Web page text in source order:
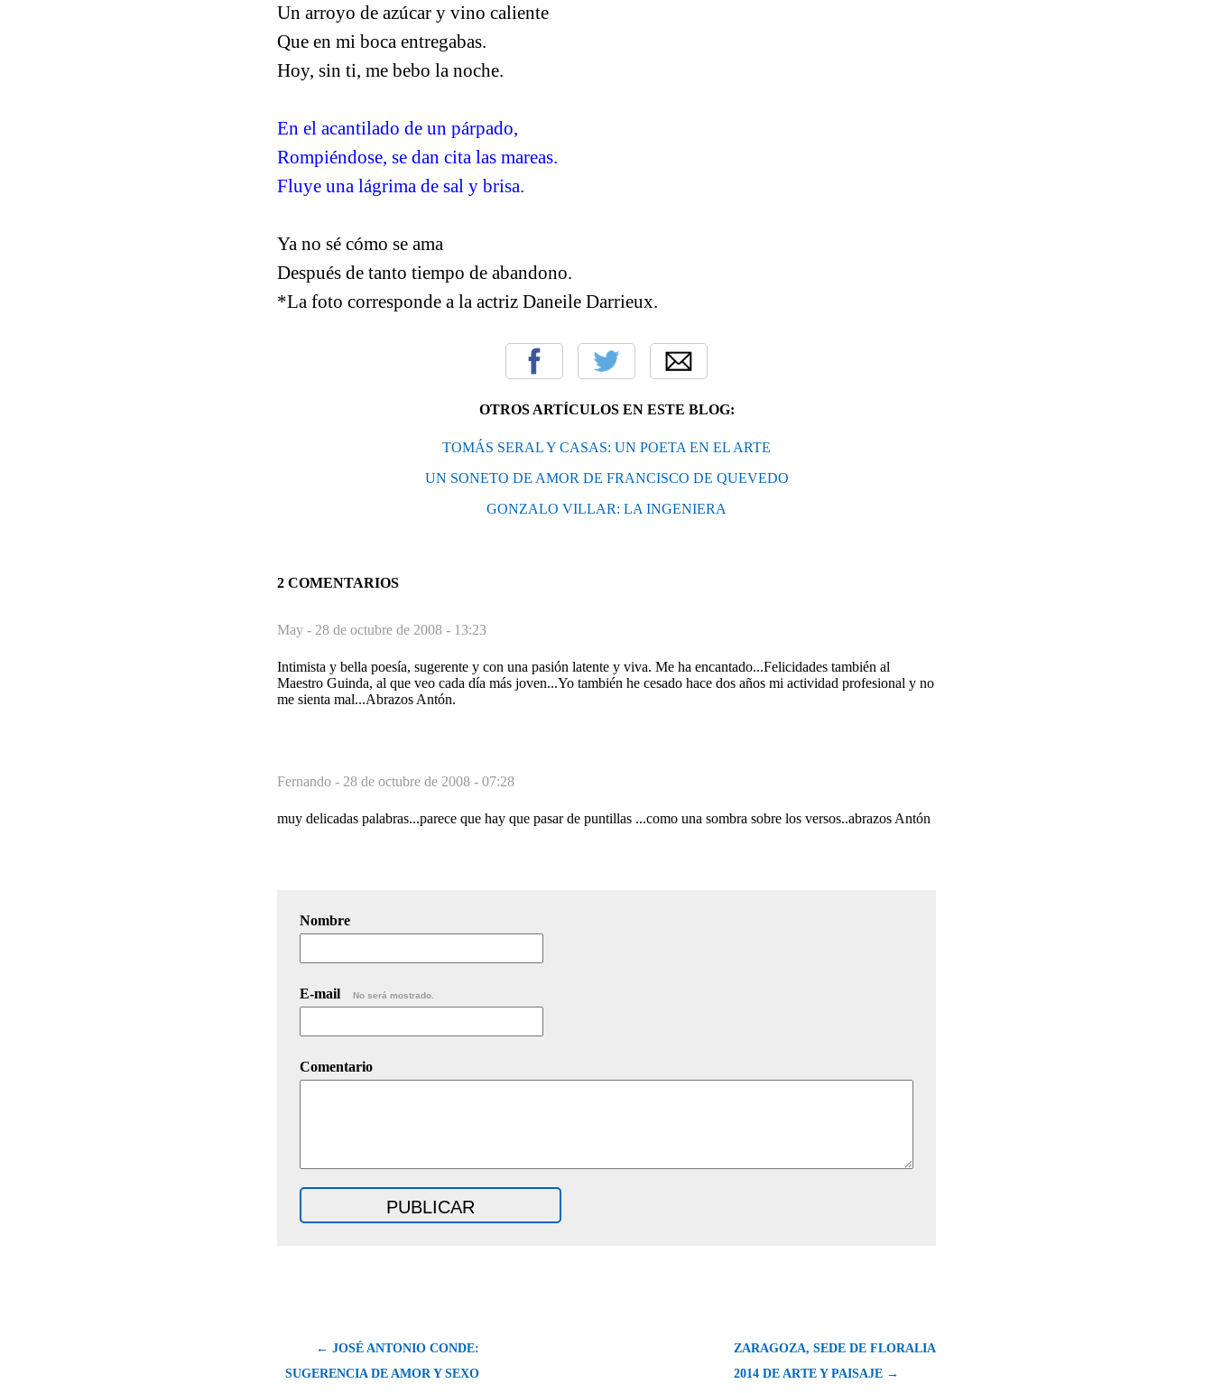
Un arroyo de azúcar y vino caliente
Que en mi boca entregabas.
Hoy, sin ti, me bebo la noche.
En el acantilado de un párpado,
Rompiéndose, se dan cita las mareas.
Fluye una lágrima de sal y brisa.
Ya no sé cómo se ama
Después de tanto tiempo de abandono.
*La foto corresponde a la actriz Daneile Darrieux.
OTROS ARTÍCULOS EN ESTE BLOG:
TOMÁS SERAL Y CASAS: UN POETA EN EL ARTE
UN SONETO DE AMOR DE FRANCISCO DE QUEVEDO
GONZALO VILLAR: LA INGENIERA
2 COMENTARIOS
May - 28 de octubre de 2008 - 13:23
Intimista y bella poesía, sugerente y con una pasión latente y viva. Me ha encantado...Felicidades también al
Maestro Guinda, al que veo cada día más joven...Yo también he cesado hace dos años mi actividad profesional y no
me sienta mal...Abrazos Antón.
Fernando - 28 de octubre de 2008 - 07:28
muy delicadas palabras...parece que hay que pasar de puntillas ...como una sombra sobre los versos..abrazos Antón
Nombre
E-mail No será mostrado.
Comentario
← JOSÉ ANTONIO CONDE:
SUGERENCIA DE AMOR Y SEXO
ZARAGOZA, SEDE DE FLORALIA
2014 DE ARTE Y PAISAJE →